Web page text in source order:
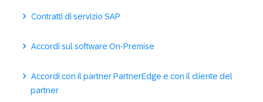
Contratti di servizio SAP
Accordi sul software On-Premise
Accordi con il partner PartnerEdge e con il cliente del
partner